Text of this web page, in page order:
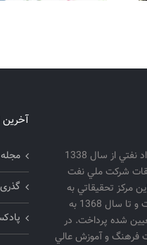
با هدف تحقيق و توسعه در زمينه كاربرد مواد نفتي از سال 1338
شركت ملي نفت
مركز تحقيقاتي به
«مركز پژوهش و خدمات علمي» تغيير يافت و تا سال 1368 به
شده پرداخت. در
فرهنگ و آموزش عالي
آخرین